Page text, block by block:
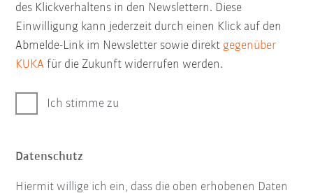
des Klickverhaltens in den Newslettern. Diese
Einwilligung kann jederzeit durch einen Klick auf den
Abmelde-Link im Newsletter sowie direktgegenüber
KUKA für die Zukunft widerrufen werden.
Ich stimme zu
Datenschutz
Hiermit willige ich ein, dass die oben erhobenen Daten